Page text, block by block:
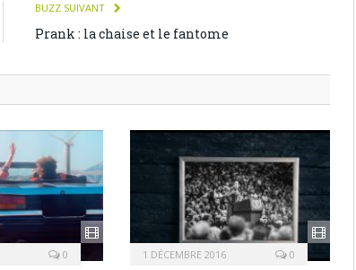
BUZZ SUIVANT
Prank : la chaise et le fantome
0 1 DÉCEMBRE 2016 0